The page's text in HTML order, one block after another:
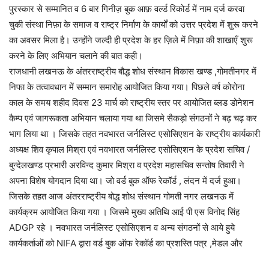
पुरस्कार से सम्मानित व 6 बार गिनीज़ बुक आफ़ वर्ल्ड रिकोर्ड में नाम दर्ज करवा
चुकी संस्था निफ़ा के समाज व राष्ट्र निर्माण के कार्यों को उत्तर प्रदेश में शुरू करने
का अवसर मिला है। उन्होंने जल्दी ही प्रदेश के हर ज़िले में निफ़ा की शाखाएँ शुरू
करने के लिए अभियान चलाने की बात कही।
राजधानी लखनऊ के अंतरराष्ट्रीय बौद्ध शोध संस्थान विकास खण्ड ,गोमतीनगर में
निफा के तत्वावधान में सम्मान समारोह आयोजित किया गया। पिछले वर्ष कोरोना
काल के समय शहीद दिवस 23 मार्च को राष्ट्रीय स्तर पर आयोजित ब्लड डोनेशन
कैम्प एवं जागरूकता अभियान चलाया गया था जिसमे सैकड़ो संगठनों ने बढ़ चढ़ कर
भाग लिया था । जिसके तहत नवभारत जर्नलिस्ट एसोसिएशन के राष्ट्रीय कार्यकारी
अध्यक्ष शिव कृपाल मिश्रा एवं नवभारत जर्नलिस्ट एसोसिएशन के प्रदेश सचिव /
बुन्देलखण्ड प्रभारी अरविन्द कुमार मिश्रा व प्रदेश महासचिव सन्तोष तिवारी ने
अपना विशेष योगदान दिया था। जो वर्ड बुक ऑफ रेकॉर्ड , लंदन में दर्ज हुआ।
जिसके तहत आज अंतरराष्ट्रीय बोद्ध शोध संस्थान गोमती नगर लखनऊ में
कार्यक्रम आयोजित किया गया । जिसमे मुख्य अतिथि आई पी एस विनोद सिंह
ADGP रहे । नवभारत जर्नलिस्ट एसोसिएशन व अन्य संगठनों से आये हुये
कार्यकर्ताओं को NIFA द्वारा वर्ड बुक ऑफ रेकॉर्ड का प्रशस्ति पत्र ,मेडल और